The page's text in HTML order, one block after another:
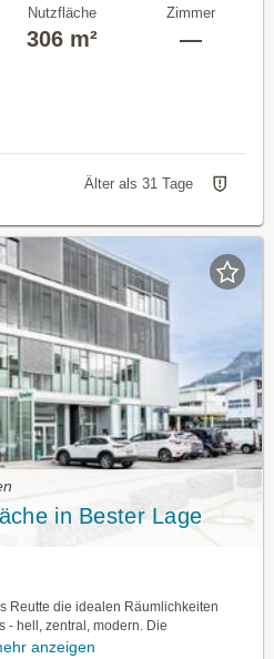
Nutzfläche
306 m²
Zimmer
—
Älter als 31 Tage
in Bester Lage
Reutte die idealen Räumlichkeiten
- hell, zentral, modern. Die
anzeigen